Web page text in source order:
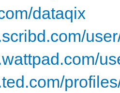
dataqix